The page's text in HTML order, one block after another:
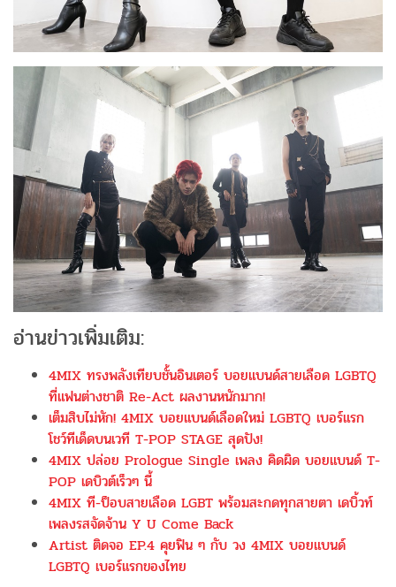
อ่านข่าวเพิ่มเติม:
4MIX ทรงพลังเทียบชั้นอินเตอร์ บอยแบนด์สายเลือด LGBTQ
ที่แฟนต่างชาติ Re-Act ผลงานหนักมาก!
เต็มสิบไม่หัก! 4MIX บอยแบนด์เลือดใหม่ LGBTQ เบอร์แรก
โชว์ทีเด็ดบนเวที T-POP STAGE สุดปัง!
4MIX ปล่อย Prologue Single เพลง คิดผิด บอยแบนด์ T-
POP เดบิวต์เร็วๆ นี้
4MIX ที-ป็อบสายเลือด LGBT พร้อมสะกดทุกสายตา เดบิ้วท์
เพลงรสจัดจ้าน Y U Come Back
Artist ติดจอ EP.4 คุยฟิน ๆ กับ วง 4MIX บอยแบนด์
LGBTQ เบอร์แรกของไทย